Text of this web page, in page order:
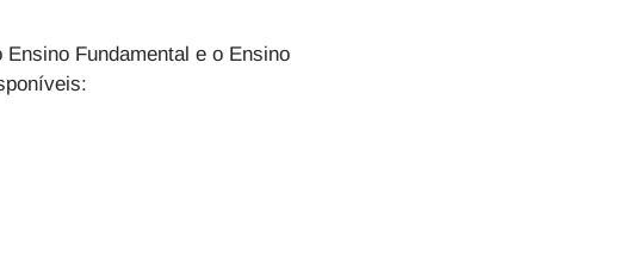
Ensino Fundamental e o Ensino